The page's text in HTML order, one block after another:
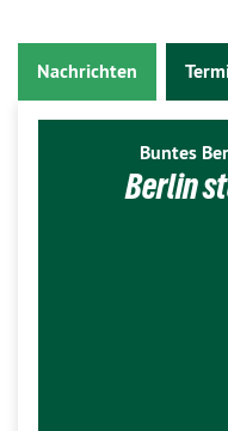
Nachrichten
Buntes
Berlin